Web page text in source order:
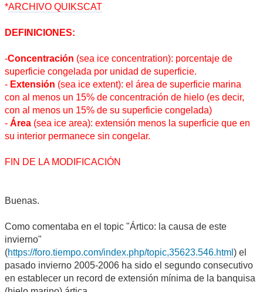
*ARCHIVO QUIKSCAT
DEFINICIONES:
-Concentración (sea ice concentration): porcentaje de
superficie congelada por unidad de superficie.
- Extensión (sea ice extent): el área de superficie marina
con al menos un 15% de concentración de hielo (es decir,
con al menos un 15% de su superficie congelada)
- Área (sea ice area): extensión menos la superficie que en
su interior permanece sin congelar.
FIN DE LA MODIFICACIÓN
Buenas.
Como comentaba en el topic "Ártico: la causa de este
invierno"
(https://foro.tiempo.com/index.php/topic,35623.546.html ) el
pasado invierno 2005-2006 ha sido el segundo consecutivo
en establecer un record de extensión mínima de la banquisa